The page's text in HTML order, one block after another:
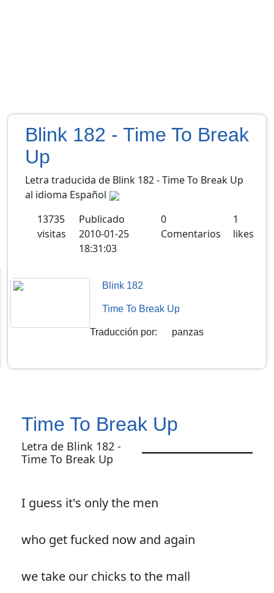
Blink 182 - Time To Break
Up
Letra traducida de Blink 182 - Time To Break Up
al idioma Español
13735
visitas
Publicado
2010-01-25
18:31:03
0
Comentarios
1
likes
Blink 182
Time To Break Up
Traducción por: panzas
Time To Break Up
Letra de Blink 182 -
Time To Break Up
I guess it's only the men
who get fucked now and again
we take our chicks to the mall